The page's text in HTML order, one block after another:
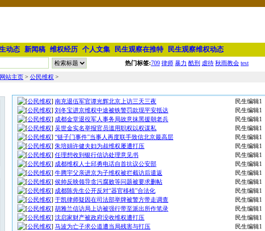
动态 新闻稿 维权经历 个人文集 民生观察在推特 民生观察维权动态
热门标签:709 律师 暴力 酷刑 虐待 秋雨教会 test
网站主页 > 公民维权 >
[公民维权] 南充退伍军官谭光辉北京上访三天三夜 民生编辑1
[公民维权] 刘冬宝进京维权中途被铁警罚款现平安抵达 民生编辑1
[公民维权] 成都金堂退役军人事务局故意抹黑援朝老兵 民生编辑1
[公民维权] 吴世金实名举报官员滥用职权以权谋私 民生编辑1
[公民维权] “链子门事件”当事人再度联手致信北京最高层 民生编辑1
[公民维权] 朱培娟许健夫妇为叔维权屡遭打压 民生编辑1
[公民维权] 任理想收到银行信访处理意见书 民生编辑1
[公民维权] 成都维权人士邱勇电话自首抗议公安部 民生编辑1
[公民维权] 牛腾宇父亲进京为子维权被拦截访后遣返 民生编辑1
[公民维权] 侯帅反映领导贪污腐败等问题被要求删帖 民生编辑1
[公民维权] 成都陈先生公开反对“器官移植”合法化 民生编辑1
[公民维权] 于凯律师疑因在司法部举牌被警方带走调查 民生编辑1
[公民维权] 胡雅兰信访局上访被强行带至派出所作笔录 民生编辑1
[公民维权] 沈启家财产被政府没收维权遭打压 民生编辑1
[公民维权] 马波为亡子求公道遭当局残害与打压 民生编辑1